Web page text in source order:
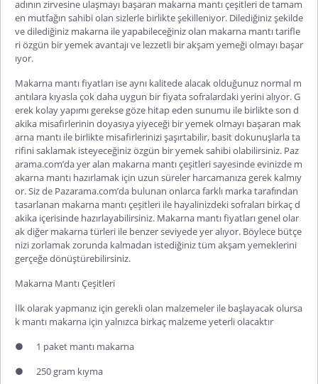
adının zirvesine ulaşmayı başaran makarna mantı çeşitleri de tamam
en mutfağın sahibi olan sizlerle birlikte şekilleniyor. Dilediğiniz şekilde
ve dilediğiniz makarna ile yapabileceğiniz olan makarna mantı tarifle
ri özgün bir yemek avantajı ve lezzetli bir akşam yemeği olmayı başar
ıyor.
Makarna mantı fiyatları ise aynı kalitede alacak olduğunuz normal m
antılara kıyasla çok daha uygun bir fiyata sofralardaki yerini alıyor. G
erek kolay yapımı gerekse göze hitap eden sunumu ile birlikte son d
akika misafirlerinin doyasıya yiyeceği bir yemek olmayı başaran mak
arna mantı ile birlikte misafirlerinizi şaşırtabilir, basit dokunuşlarla ta
rifini saklamak isteyeceğiniz özgün bir yemek sahibi olabilirsiniz. Paz
arama.com’da yer alan makarna mantı çeşitleri sayesinde evinizde m
akarna mantı hazırlamak için uzun süreler harcamanıza gerek kalmıy
or. Siz de Pazarama.com’da bulunan onlarca farklı marka tarafından
tasarlanan makarna mantı çeşitleri ile hayalinizdeki sofraları birkaç d
akika içerisinde hazırlayabilirsiniz. Makarna mantı fiyatları genel olar
ak diğer makarna türleri ile benzer seviyede yer alıyor. Böylece bütçe
nizi zorlamak zorunda kalmadan istediğiniz tüm akşam yemeklerini
gerçeğe dönüştürebilirsiniz.
Makarna Mantı Çeşitleri
İlk olarak yapmanız için gerekli olan malzemeler ile başlayacak olursa
k mantı makarna için yalnızca birkaç malzeme yeterli olacaktır
●
1 paket mantı makarna
●
250 gram kıyma